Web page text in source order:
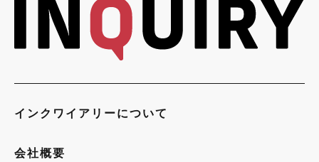
インクワイアリーについて
会社概要